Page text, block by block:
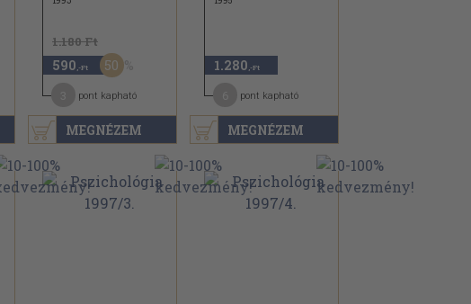
MEGNÉZEM
1.180 Ft
590 ,-Ft 50
pont kapható
MEGNÉZEM
1.280 ,-Ft
pont kapható